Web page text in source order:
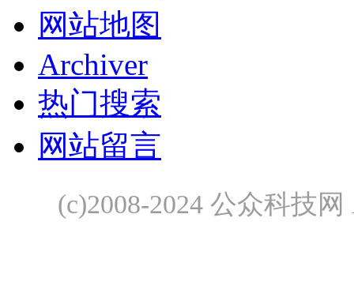
网站地图
Archiver
热门搜索
网站留言
(c)2008-2024 公众科技